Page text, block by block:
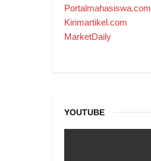
Portalmahasiswa.com
Kirimartikel.com
MarketDaily
YOUTUBE